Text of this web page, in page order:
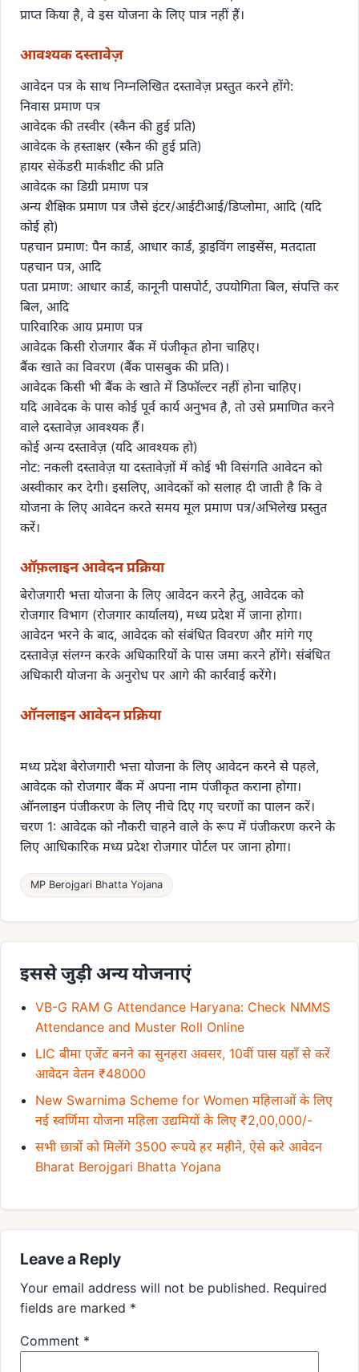
प्राप्त किया है, वे इस योजना के लिए पात्र नहीं हैं।
आवश्यक दस्तावेज़
आवेदन पत्र के साथ निम्नलिखित दस्तावेज़ प्रस्तुत करने होंगे:
निवास प्रमाण पत्र
आवेदक की तस्वीर (स्कैन की हुई प्रति)
आवेदक के हस्ताक्षर (स्कैन की हुई प्रति)
हायर सेकेंडरी मार्कशीट की प्रति
आवेदक का डिग्री प्रमाण पत्र
अन्य शैक्षिक प्रमाण पत्र जैसे इंटर/आईटीआई/डिप्लोमा, आदि (यदि
कोई हो)
पहचान प्रमाण: पैन कार्ड, आधार कार्ड, ड्राइविंग लाइसेंस, मतदाता
पहचान पत्र, आदि
पता प्रमाण: आधार कार्ड, कानूनी पासपोर्ट, उपयोगिता बिल, संपत्ति कर
बिल, आदि
पारिवारिक आय प्रमाण पत्र
आवेदक किसी रोजगार बैंक में पंजीकृत होना चाहिए।
बैंक खाते का विवरण (बैंक पासबुक की प्रति)।
आवेदक किसी भी बैंक के खाते में डिफॉल्टर नहीं होना चाहिए।
यदि आवेदक के पास कोई पूर्व कार्य अनुभव है, तो उसे प्रमाणित करने
वाले दस्तावेज़ आवश्यक हैं।
कोई अन्य दस्तावेज़ (यदि आवश्यक हो)
नोट: नकली दस्तावेज़ या दस्तावेज़ों में कोई भी विसंगति आवेदन को
अस्वीकार कर देगी। इसलिए, आवेदकों को सलाह दी जाती है कि वे
योजना के लिए आवेदन करते समय मूल प्रमाण पत्र/अभिलेख प्रस्तुत
करें।
ऑफ़लाइन आवेदन प्रक्रिया
बेरोजगारी भत्ता योजना के लिए आवेदन करने हेतु, आवेदक को
रोजगार विभाग (रोजगार कार्यालय), मध्य प्रदेश में जाना होगा।
आवेदन भरने के बाद, आवेदक को संबंधित विवरण और मांगे गए
दस्तावेज़ संलग्न करके अधिकारियों के पास जमा करने होंगे। संबंधित
अधिकारी योजना के अनुरोध पर आगे की कार्रवाई करेंगे।
ऑनलाइन आवेदन प्रक्रिया
मध्य प्रदेश बेरोजगारी भत्ता योजना के लिए आवेदन करने से पहले,
आवेदक को रोजगार बैंक में अपना नाम पंजीकृत कराना होगा।
ऑनलाइन पंजीकरण के लिए नीचे दिए गए चरणों का पालन करें।
चरण 1: आवेदक को नौकरी चाहने वाले के रूप में पंजीकरण करने के
लिए आधिकारिक मध्य प्रदेश रोजगार पोर्टल पर जाना होगा।
MP Berojgari Bhatta Yojana
इससे जुड़ी अन्य योजनाएं
VB-G RAM G Attendance Haryana: Check NMMS
Attendance and Muster Roll Online
LIC बीमा एजेंट बनने का सुनहरा अवसर, 10वीं पास यहाँ से करें
आवेदन वेतन ₹48000
New Swarnima Scheme for Women महिलाओं के लिए
नई स्वर्णिमा योजना महिला उद्यमियों के लिए ₹2,00,000/-
सभी छात्रों को मिलेंगे 3500 रूपये हर महीने, ऐसे करे आवेदन
Bharat Berojgari Bhatta Yojana
Leave a Reply
Your email address will not be published. Required
fields are marked *
Comment *